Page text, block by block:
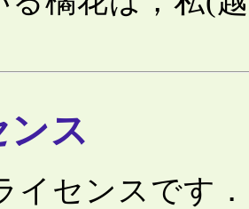
ンス
イセンスです．